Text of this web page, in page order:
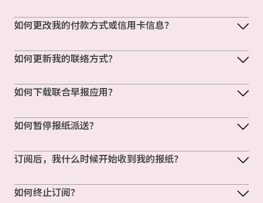
如何更改我的付款方式或信用卡信息？
如何更新我的联络方式？
如何下载联合早报应用？
如何暂停报纸派送？
订阅后，我什么时候开始收到我的报纸？
如何终止订阅？